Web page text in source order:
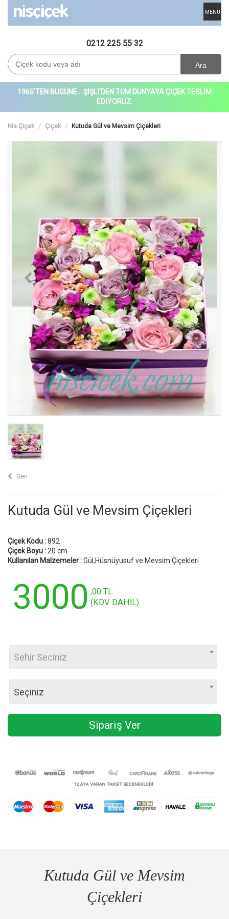
MENU
0212 225 55 32
Ara
1965'TEN BUGÜNE... ŞİŞLİ'DEN TÜM DÜNYAYA ÇİÇEK TESLİM
EDİYORUZ.
Nis Çiçek Çiçek Kutuda Gül ve Mevsim Çiçekleri
Geri
Kutuda Gül ve Mevsim Çiçekleri
Çiçek Kodu :892
Çiçek Boyu : 20 cm
Kullanılan Malzemeler :Gül,Hüsnüyusuf ve Mevsim Çiçekleri
3000 ,00 TL
(KDV DAHİL)
Sehir Seciniz
Seçiniz
Sipariş Ver
Kutuda Gül ve Mevsim
Çiçekleri